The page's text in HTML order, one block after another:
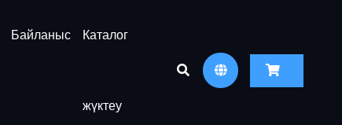
Байланыс Каталог
жүктеу